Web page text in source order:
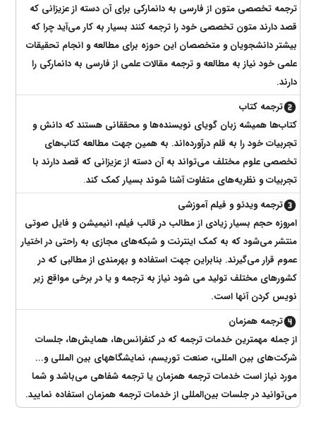
ترجمه تخصصی متون از فارسی به دانمارکی برای آن دسته از عزیزانی که
قصد دارند متون تخصصی خود را ترجمه کنند بسیار به کار می‌آید چرا که
بیشتر دانشجویان و متخصصان این حوزه برای مطالعه و انجام تحقیقات
علمی خود نیاز به مطالعه و ترجمه مقالات علمی از فارسی به دانمارکی را
دارند.
ترجمه کتاب
کتاب‌ها همیشه زبان گویای نویسنده‌ها و محققانی هستند که دانش و
تجربیات خود را به قلم درآورده‌اند. به همین جهت مطالعه کتاب‌های
تخصصی علوم مختلف می‌تواند به آن دسته از عزیزانی که قصد دارند با
تجربیات و نظریه‌های متفاوت آشنا شوند بسیار کمک ‌کند.
ترجمه ویدئو و فیلم آموزشی
امروزه حجم بسیار زیادی از مطالب در قالب فیلم، انیمیشن و فایل صوتی
منتشر می‌شود که به کمک اینترنت و شبکه‌های مجازی به راحتی در اختیار
عموم قرار می‌گیرند. بنابراین جهت استفاده و بهرمندی از مطالبی که در
کشورهای مختلف تولید می شود نیاز به ترجمه و یا در برخی مواقع زیر
نویس کردن آنها است.
ترجمه همزمان
از جمله مهمترین خدمات ترجمه که در کنفرانس‌ها، همایش‌ها، جلسات
شرکت‌های بین المللی، صنعت توریسم، نمایشگاههای بین المللی و...
مورد نیاز است خدمات ترجمه همزمان یا ترجمه شفاهی می‌باشد و شما
می‌توانید در جلسات بین‌المللی از خدمات ترجمه همزمان استفاده نمایید.